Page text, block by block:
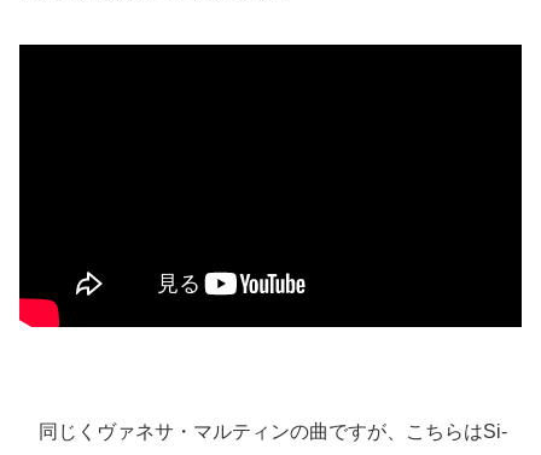
同じくヴァネサ・マルティンの曲ですが、こちらはSi-